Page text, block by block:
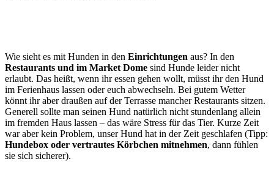
Wie sieht es mit Hunden in den Einrichtungen aus? In den
Restaurants und im Market Dome sind Hunde leider nicht
erlaubt. Das heißt, wenn ihr essen gehen wollt, müsst ihr den Hund
im Ferienhaus lassen oder euch abwechseln. Bei gutem Wetter
könnt ihr aber draußen auf der Terrasse mancher Restaurants sitzen.
Generell sollte man seinen Hund natürlich nicht stundenlang allein
im fremden Haus lassen – das wäre Stress für das Tier. Kurze Zeit
war aber kein Problem, unser Hund hat in der Zeit geschlafen (Tipp:
Hundebox oder vertrautes Körbchen mitnehmen, dann fühlen
sie sich sicherer).